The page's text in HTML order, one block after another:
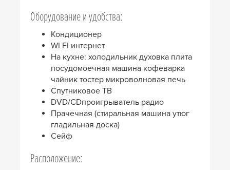
Оборудование и удобства:
Кондиционер
WI FI интернет
На кухне: холодильник духовка плита
посудомоечная машина кофеварка
чайник тостер микроволновая печь
Спутниковое ТВ
DVD/CDпроигрыватель радио
Прачечная (стиральная машина утюг
гладильная доска)
Сейф
Расположение: